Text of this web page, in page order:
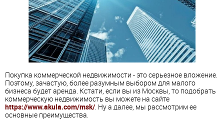
Покупка коммерческой недвижимости - это серьезное вложение.
Поэтому, зачастую, более разумным выбором для малого
бизнеса будет аренда. Кстати, если вы из Москвы, то подобрать
коммерческую недвижимость вы можете на сайте
https://www.akula.com/msk/. Ну а далее, мы рассмотрим ее
основные преимущества.